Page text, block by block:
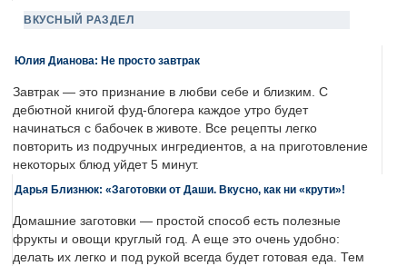
ВКУСНЫЙ РАЗДЕЛ
Юлия Дианова: Не просто завтрак
Завтрак — это признание в любви себе и близким. С
дебютной книгой фуд-блогера каждое утро будет
начинаться с бабочек в животе. Все рецепты легко
повторить из подручных ингредиентов, а на приготовление
некоторых блюд уйдет 5 минут.
Дарья Близнюк: «Заготовки от Даши. Вкусно, как ни «крути»!
Домашние заготовки — простой способ есть полезные
фрукты и овощи круглый год. А еще это очень удобно:
делать их легко и под рукой всегда будет готовая еда. Тем